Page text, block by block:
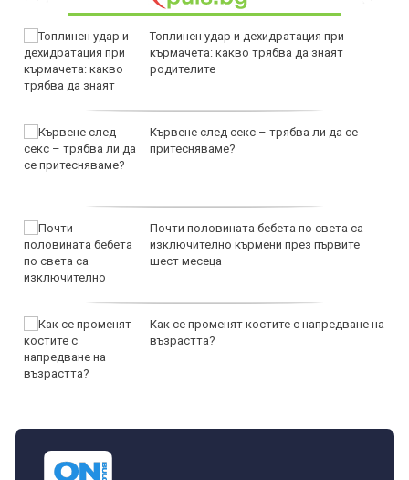
Топлинен удар и дехидратация при
кърмачета: какво трябва да знаят
родителите
Кървене след секс – трябва ли да се
притесняваме?
Почти половината бебета по света са
изключително кърмени през първите
шест месеца
Как се променят костите с напредване на
възрастта?